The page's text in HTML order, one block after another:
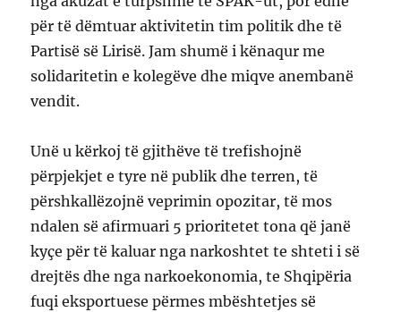
për të dëmtuar aktivitetin tim politik dhe të
Partisë së Lirisë. Jam shumë i kënaqur me
solidaritetin e kolegëve dhe miqve anembanë
vendit.
Unë u kërkoj të gjithëve të trefishojnë
përpjekjet e tyre në publik dhe terren, të
përshkallëzojnë veprimin opozitar, të mos
ndalen së afirmuari 5 prioritetet tona që janë
kyçe për të kaluar nga narkoshtet te shteti i së
drejtës dhe nga narkoekonomia, te Shqipëria
fuqi eksportuese përmes mbështetjes së